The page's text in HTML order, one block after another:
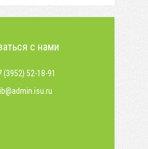
с нами
(3952) 52-18-91